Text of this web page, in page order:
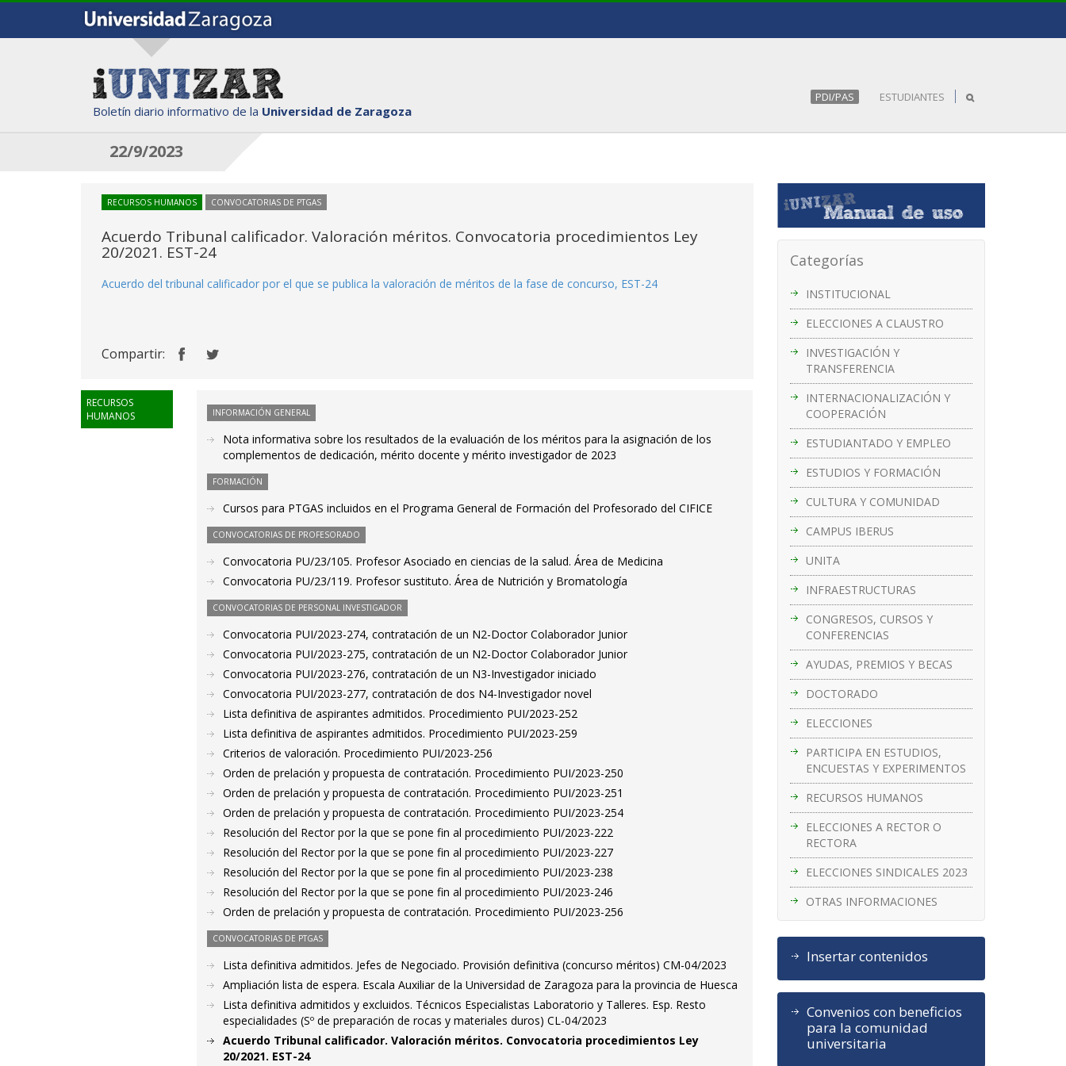
Boletín diario informativo de la Universidad de Zaragoza
PDI/PAS ESTUDIANTES
22/9/2023
Categorías
INSTITUCIONAL
ELECCIONES A CLAUSTRO
INVESTIGACIÓN Y
TRANSFERENCIA
INTERNACIONALIZACIÓN Y
COOPERACIÓN
ESTUDIANTADO Y EMPLEO
ESTUDIOS Y FORMACIÓN
CULTURA Y COMUNIDAD
CAMPUS IBERUS
UNITA
INFRAESTRUCTURAS
CONGRESOS, CURSOS Y
CONFERENCIAS
AYUDAS, PREMIOS Y BECAS
DOCTORADO
ELECCIONES
PARTICIPA EN ESTUDIOS,
ENCUESTAS Y EXPERIMENTOS
RECURSOS HUMANOS
ELECCIONES A RECTOR O
RECTORA
ELECCIONES SINDICALES 2023
OTRAS INFORMACIONES
Insertar contenidos
Convenios con beneficios
para la comunidad
universitaria
RECURSOS HUMANOS CONVOCATORIAS DE PTGAS
Acuerdo Tribunal calificador. Valoración méritos. Convocatoria procedimientos Ley
20/2021. EST-24
Acuerdo del tribunal calificador por el que se publica la valoración de méritos de la fase de concurso, EST-24
Compartir:
RECURSOS
HUMANOS
INFORMACIÓN GENERAL
Nota informativa sobre los resultados de la evaluación de los méritos para la asignación de los
complementos de dedicación, mérito docente y mérito investigador de 2023
FORMACIÓN
Cursos para PTGAS incluidos en el Programa General de Formación del Profesorado del CIFICE
CONVOCATORIAS DE PROFESORADO
Convocatoria PU/23/105. Profesor Asociado en ciencias de la salud. Área de Medicina
Convocatoria PU/23/119. Profesor sustituto. Área de Nutrición y Bromatología
CONVOCATORIAS DE PERSONAL INVESTIGADOR
Convocatoria PUI/2023-274, contratación de un N2-Doctor Colaborador Junior
Convocatoria PUI/2023-275, contratación de un N2-Doctor Colaborador Junior
Convocatoria PUI/2023-276, contratación de un N3-Investigador iniciado
Convocatoria PUI/2023-277, contratación de dos N4-Investigador novel
Lista definitiva de aspirantes admitidos. Procedimiento PUI/2023-252
Lista definitiva de aspirantes admitidos. Procedimiento PUI/2023-259
Criterios de valoración. Procedimiento PUI/2023-256
Orden de prelación y propuesta de contratación. Procedimiento PUI/2023-250
Orden de prelación y propuesta de contratación. Procedimiento PUI/2023-251
Orden de prelación y propuesta de contratación. Procedimiento PUI/2023-254
Resolución del Rector por la que se pone fin al procedimiento PUI/2023-222
Resolución del Rector por la que se pone fin al procedimiento PUI/2023-227
Resolución del Rector por la que se pone fin al procedimiento PUI/2023-238
Resolución del Rector por la que se pone fin al procedimiento PUI/2023-246
Orden de prelación y propuesta de contratación. Procedimiento PUI/2023-256
CONVOCATORIAS DE PTGAS
Lista definitiva admitidos. Jefes de Negociado. Provisión definitiva (concurso méritos) CM-04/2023
Ampliación lista de espera. Escala Auxiliar de la Universidad de Zaragoza para la provincia de Huesca
Lista definitiva admitidos y excluidos. Técnicos Especialistas Laboratorio y Talleres. Esp. Resto
especialidades (Sº de preparación de rocas y materiales duros) CL-04/2023
Acuerdo Tribunal calificador. Valoración méritos. Convocatoria procedimientos Ley
20/2021. EST-24